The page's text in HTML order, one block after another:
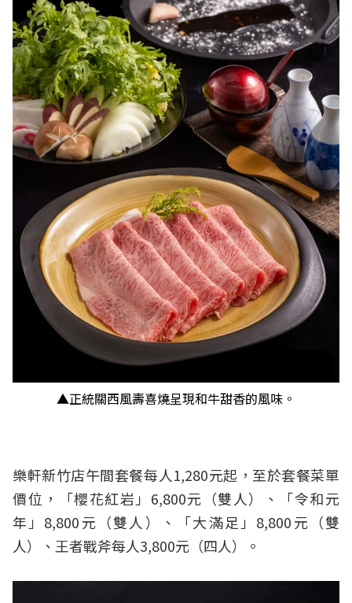
▲正統關西風壽喜燒呈現和牛甜香的風味。
樂軒新竹店午間套餐每人1,280元起，至於套餐菜單
價位，「櫻花紅岩」6,800元（雙人）、「令和元
年」8,800元（雙人）、「大滿足」8,800元（雙
人）、王者戰斧每人3,800元（四人）。